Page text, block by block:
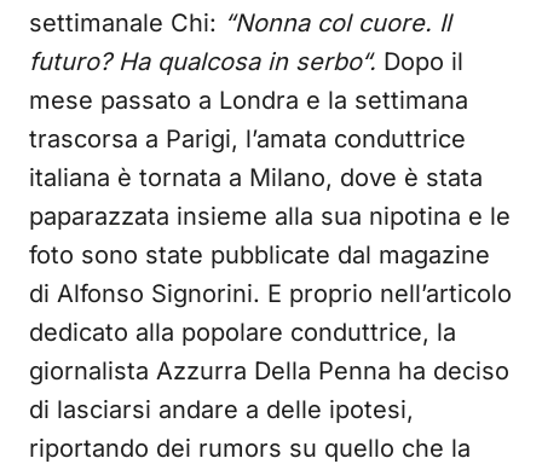
settimanale Chi: “Nonna col cuore. Il
futuro? Ha qualcosa in serbo“. Dopo il
mese passato a Londra e la settimana
trascorsa a Parigi, l’amata conduttrice
italiana è tornata a Milano, dove è stata
paparazzata insieme alla sua nipotina e le
foto sono state pubblicate dal magazine
di Alfonso Signorini. E proprio nell’articolo
dedicato alla popolare conduttrice, la
giornalista Azzurra Della Penna ha deciso
di lasciarsi andare a delle ipotesi,
riportando dei rumors su quello che la